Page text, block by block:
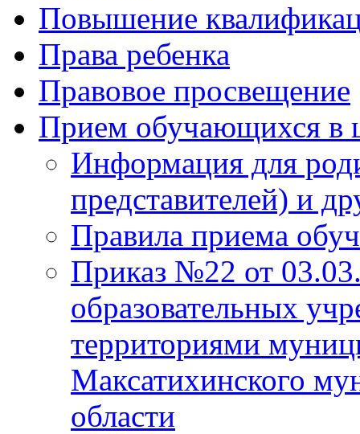
Повышение
Права ребенка
Правовое просвещение
Прием обучающихся в
Информация для
представителей) и
Правила приема
Приказ №22 от
образовательных
территориями
Максатихинского
области